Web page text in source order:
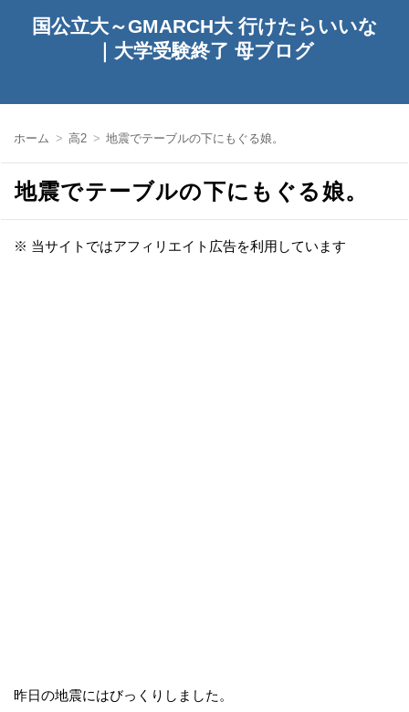
国公立大～GMARCH大 行けたらいいな
｜大学受験終了 母ブログ
ホーム 高2 地震でテーブルの下にもぐる娘。
地震でテーブルの下にもぐる娘。
※ 当サイトではアフィリエイト広告を利用しています
昨日の地震にはびっくりしました。